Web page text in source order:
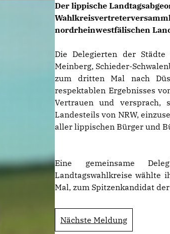
Der lippische
nordrheinwestfälischen
Die Delegierten der Städte
Meinberg, Schieder-
zum dritten Mal nach
respektablen Ergebnisses
Vertrauen und
Landesteils von NRW,
aller lippischen Bürger und
Eine gemeinsame
Landtagswahlkreise wählte
Mal, zum Spitzenkandidat
Nächste Meldung